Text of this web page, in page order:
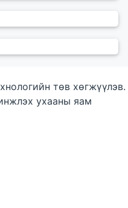
төв хөгжүүлэв.
ухааны яам